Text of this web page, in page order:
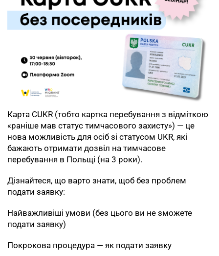
Карта CUKR (тобто картка перебування з відміткою
«раніше мав статус тимчасового захисту») — це
нова можливість для осіб зі статусом UKR, які
бажають отримати дозвіл на тимчасове
перебування в Польщі (на 3 роки).
Дізнайтеся, що варто знати, щоб без проблем
подати заявку:
Найважливіші умови (без цього ви не зможете
подати заявку)
Покрокова процедура — як подати заявку